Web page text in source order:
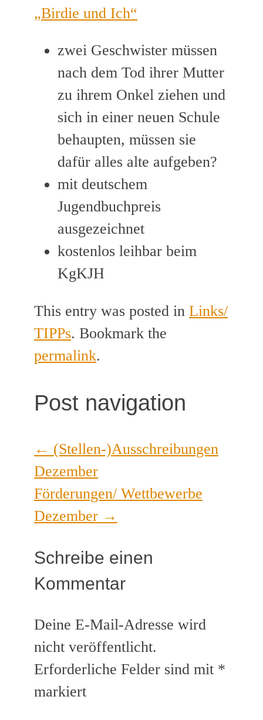
„Birdie und Ich“
zwei Geschwister müssen
nach dem Tod ihrer Mutter
zu ihrem Onkel ziehen und
sich in einer neuen Schule
behaupten, müssen sie
dafür alles alte aufgeben?
mit deutschem
Jugendbuchpreis
ausgezeichnet
kostenlos leihbar beim
KgKJH
This entry was posted in Links/
TIPPs. Bookmark the
permalink.
Post navigation
← (Stellen-)Ausschreibungen
Dezember
Förderungen/ Wettbewerbe
Dezember →
Schreibe einen
Kommentar
Deine E-Mail-Adresse wird
nicht veröffentlicht.
Erforderliche Felder sind mit *
markiert